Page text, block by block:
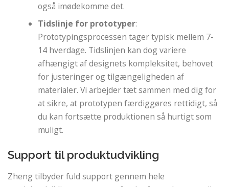
også imødekomme det.
Tidslinje for prototyper:
Prototypingsprocessen tager typisk mellem 7-
14 hverdage. Tidslinjen kan dog variere
afhængigt af designets kompleksitet, behovet
for justeringer og tilgængeligheden af ​​
materialer. Vi arbejder tæt sammen med dig for
at sikre, at prototypen færdiggøres rettidigt, så
du kan fortsætte produktionen så hurtigt som
muligt.
Support til produktudvikling
Zheng tilbyder fuld support gennem hele